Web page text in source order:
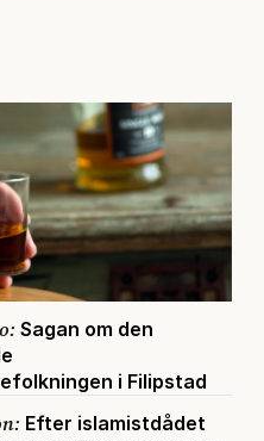
Sagan om den
i Filipstad
Efter islamistdådet